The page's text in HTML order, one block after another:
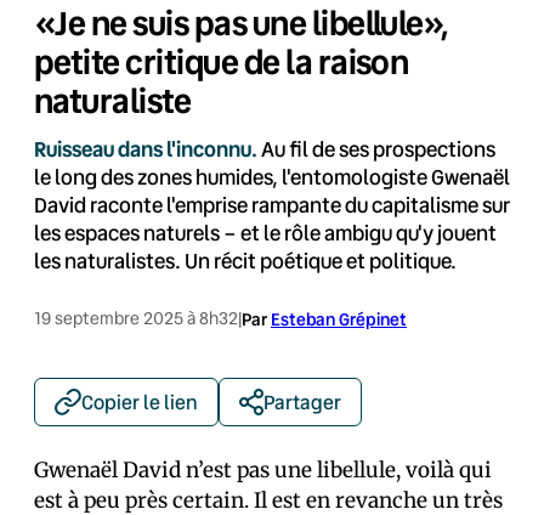
«Je ne suis pas une libellule»,
petite critique de la raison
naturaliste
Ruisseau dans l'inconnu.Au fil de ses prospections
le long des zones humides, l'entomologiste Gwenaël
David raconte l'emprise rampante du capitalisme sur
les espaces naturels – et le rôle ambigu qu'y jouent
les naturalistes. Un récit poétique et politique.
19 septembre 2025 à 8h32|Par Esteban Grépinet
Copier le lien Partager
Gwenaël David n’est pas une libellule, voilà qui
est à peu près certain. Il est en revanche un très